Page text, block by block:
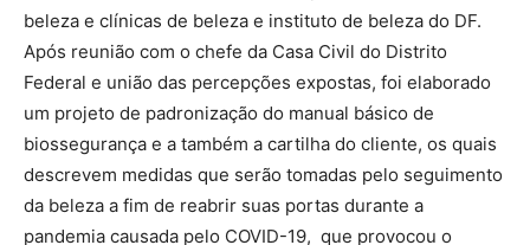
beleza e clínicas de beleza e instituto de beleza do DF.
Após reunião com o chefe da Casa Civil do Distrito
Federal e união das percepções expostas, foi elaborado
um projeto de padronização do manual básico de
biossegurança e a também a cartilha do cliente, os quais
descrevem medidas que serão tomadas pelo seguimento
da beleza a fim de reabrir suas portas durante a
pandemia causada pelo COVID-19, que provocou o